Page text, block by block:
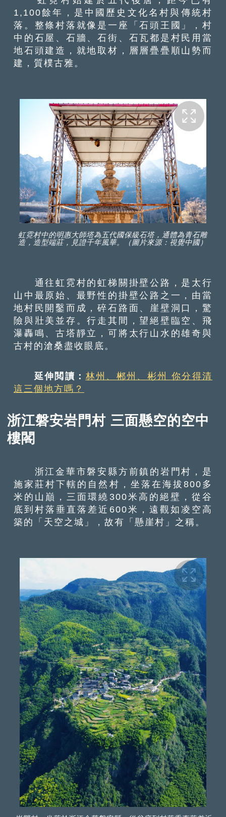
1,100餘年，是中國歷史文化名村與傳統村
落。整條村落就像是一座「石頭王國」，村
中的石屋、石牆、石街、石瓦都是村民用當
地石頭建造，就地取材，層層疊疊順山勢而
建，質樸古雅。
虹霓村中的明惠大師塔為五代國保級石塔，通體為青石雕
造，造型端莊，見證千年風華。（圖片來源：視覺中國）
通往虹霓村的虹梯關掛壁公路，是太行
山中最原始、最野性的掛壁公路之一，由當
地村民開鑿而成，碎石路面、崖壁洞口，驚
險與壯美並存。行走其間，望絕壁臨空、飛
瀑轟鳴、古塔靜立，可將太行山水的雄奇與
古村的滄桑盡收眼底。
延伸閲讀： 林州、郴州、彬州 你分得清
這三個地方嗎？
浙江磐安岩門村 三面懸空的空中
樓閣
浙江金華市磐安縣方前鎮的岩門村，是
施家莊村下轄的自然村，坐落在海拔800多
米的山巔，三面環繞300米高的絕壁，從谷
底到村落垂直落差近600米，遠觀如凌空高
築的「天空之城」，故有「懸崖村」之稱。